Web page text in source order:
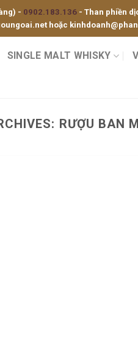
- 0902.183.136 - Than phiền
hoặc
SINGLE MALT WHISKY
RƯỢU BAN